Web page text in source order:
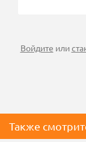
Войдите или
Также